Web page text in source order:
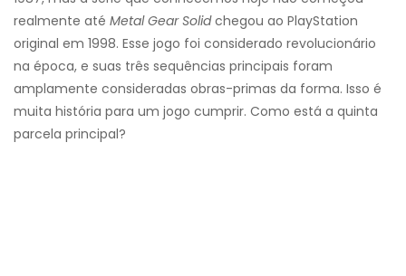
realmente até Metal Gear Solidchegou ao PlayStation
original em 1998. Esse jogo foi considerado revolucionário
na época, e suas três sequências principais foram
amplamente consideradas obras-primas da forma. Isso é
muita história para um jogo cumprir. Como está a quinta
parcela principal?